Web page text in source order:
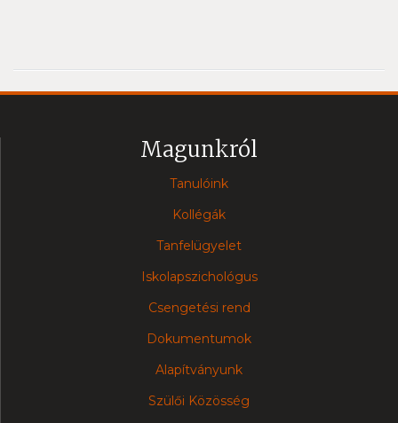
Magunkról
Tanulóink
Kollégák
Tanfelügyelet
Iskolapszichológus
Csengetési rend
Dokumentumok
Alapítványunk
Szülői Közösség